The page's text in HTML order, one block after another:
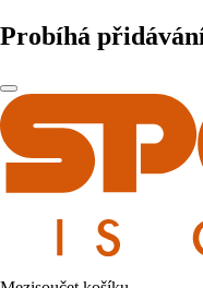
Probíhá